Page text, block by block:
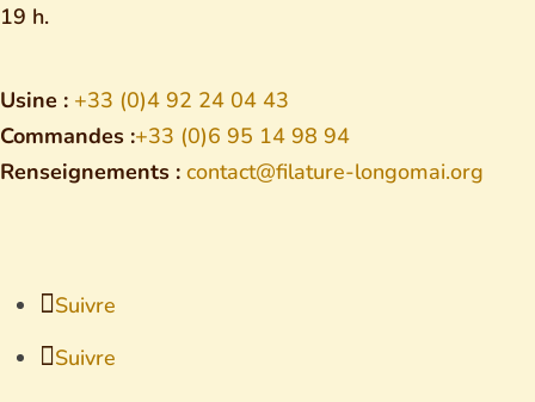
19 h.
Usine : +33 (0)4 92 24 04 43
Commandes :+33 (0)6 95 14 98 94
Renseignements : contact@filature-longomai.org
Suivre
Suivre